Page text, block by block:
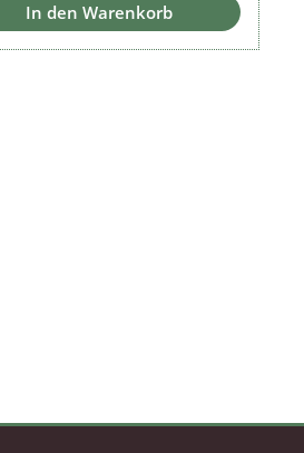
In den Warenkorb